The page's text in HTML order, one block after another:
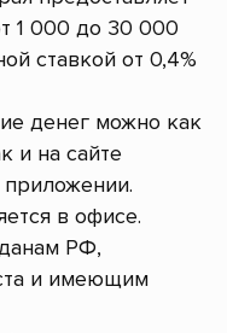
1 000 до 30 000
ставкой от 0,4%
денег можно как
и на сайте
в офисе.
РФ,
и имеющим